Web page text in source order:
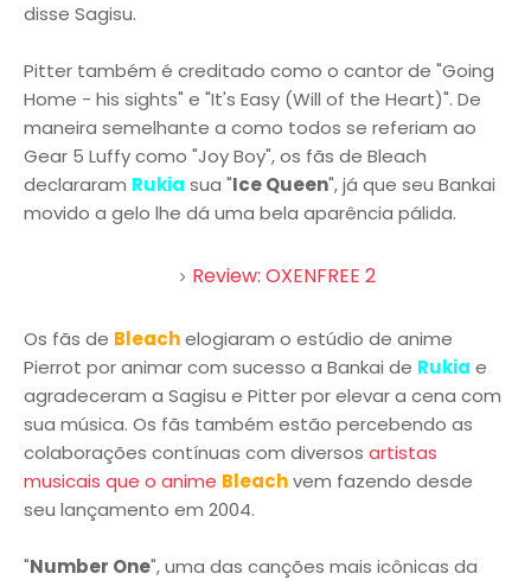
disse Sagisu.
Pitter também é creditado como o cantor de "Going
Home - his sights" e "It's Easy (Will of the Heart)". De
maneira semelhante a como todos se referiam ao
Gear 5 Luffy como "Joy Boy", os fãs de Bleach
declararam Rukia sua "Ice Queen", já que seu Bankai
movido a gelo lhe dá uma bela aparência pálida.
Review: OXENFREE 2
Os fãs de Bleachelogiaram o estúdio de anime
Pierrot por animar com sucesso a Bankai de Rukia e
agradeceram a Sagisu e Pitter por elevar a cena com
sua música. Os fãs também estão percebendo as
colaborações contínuas com diversos artistas
musicais que o anime Bleachvem fazendo desde
seu lançamento em 2004.
"Number One", uma das canções mais icônicas da